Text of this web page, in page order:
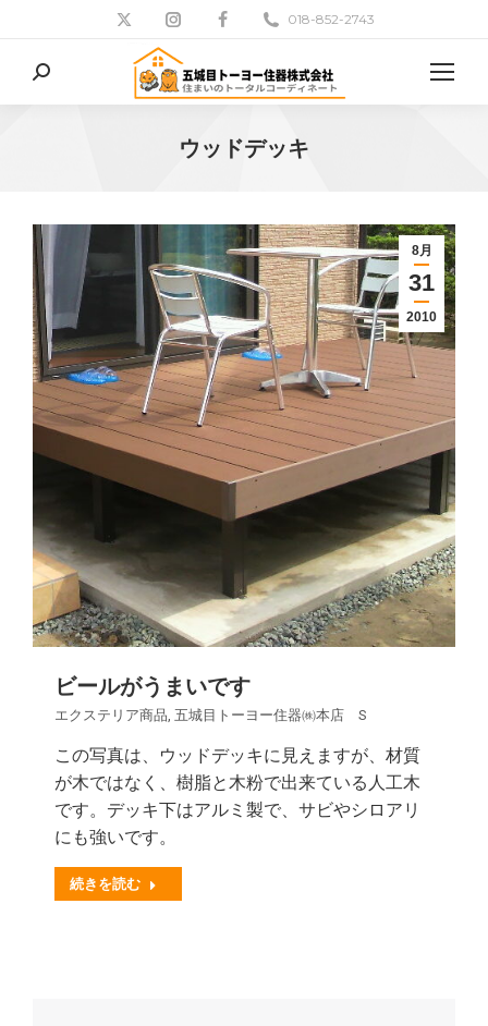
018-852-2743
検
索:
ウッドデッキ
8月
31
2010
ビールがうまいです
エクステリア商品, 五城目トーヨー住器㈱本店 S
この写真は、ウッドデッキに見えますが、材質
が木ではなく、樹脂と木粉で出来ている人工木
です。デッキ下はアルミ製で、サビやシロアリ
にも強いです。
続きを読む